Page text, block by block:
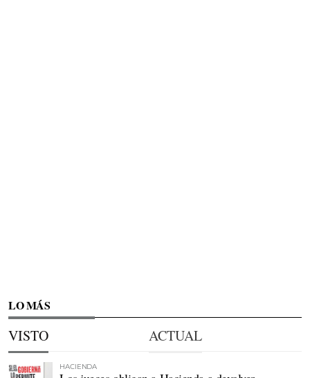
LO MÁS
VISTO ACTUAL
HACIENDA